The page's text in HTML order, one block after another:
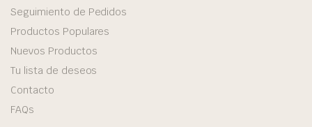
Seguimiento de Pedidos
Productos Populares
Nuevos Productos
Tu lista de deseos
Contacto
FAQs